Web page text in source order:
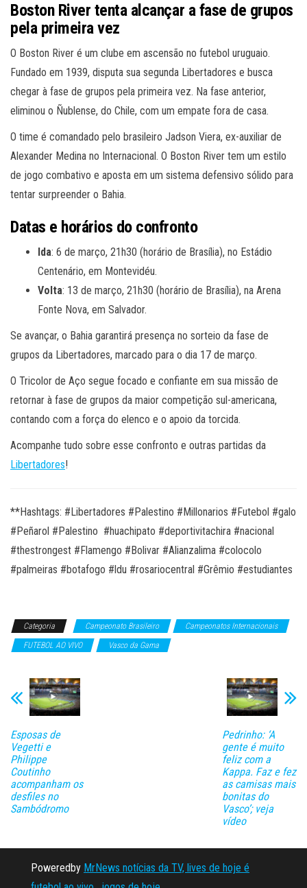
Boston River tenta alcançar a fase de grupos
pela primeira vez
O Boston River é um clube em ascensão no futebol uruguaio.
Fundado em 1939, disputa sua segunda Libertadores e busca
chegar à fase de grupos pela primeira vez. Na fase anterior,
eliminou o Ñublense, do Chile, com um empate fora de casa.
O time é comandado pelo brasileiro Jadson Viera, ex-auxiliar de
Alexander Medina no Internacional. O Boston River tem um estilo
de jogo combativo e aposta em um sistema defensivo sólido para
tentar surpreender o Bahia.
Datas e horários do confronto
Ida: 6 de março, 21h30 (horário de Brasília), no Estádio
Centenário, em Montevidéu.
Volta: 13 de março, 21h30 (horário de Brasília), na Arena
Fonte Nova, em Salvador.
Se avançar, o Bahia garantirá presença no sorteio da fase de
grupos da Libertadores, marcado para o dia 17 de março.
O Tricolor de Aço segue focado e confiante em sua missão de
retornar à fase de grupos da maior competição sul-americana,
contando com a força do elenco e o apoio da torcida.
Acompanhe tudo sobre esse confronto e outras partidas da
Libertadores!
**Hashtags: #Libertadores #Palestino #Millonarios #Futebol #galo
#Peñarol #Palestino #huachipato #deportivitachira #nacional
#thestrongest #Flamengo #Bolivar #Alianzalima #colocolo
#palmeiras #botafogo #ldu #rosariocentral #Grêmio #estudiantes
Categoria Campeonato Brasileiro
Campeonatos Internacionais
FUTEBOL AO VIVO
Vasco da Gama
Esposas de
Vegetti e
Philippe
Coutinho
acompanham os
desfiles no
Sambódromo
Pedrinho: ‘A
gente é muito
feliz com a
Kappa. Faz e fez
as camisas mais
bonitas do
Vasco’; veja
vídeo
Poweredby MrNews notícias da TV, lives de hoje é